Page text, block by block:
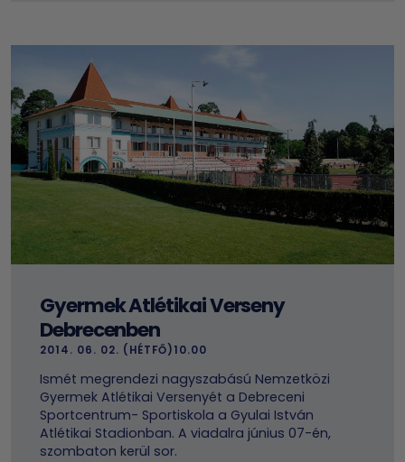
Gyermek Atlétikai Verseny
Debrecenben
2014. 06. 02. (HÉTFŐ)10.00
Ismét megrendezi nagyszabású Nemzetközi
Gyermek Atlétikai Versenyét a Debreceni
Sportcentrum- Sportiskola a Gyulai István
Atlétikai Stadionban. A viadalra június 07-én,
szombaton kerül sor.